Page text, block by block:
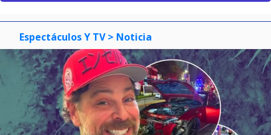
Espectáculos Y TV > Noticia